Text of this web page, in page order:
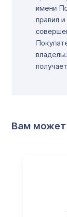
имени
правил
Вам может